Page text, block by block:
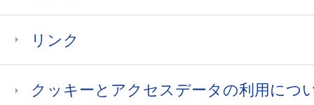
リンク
クッキーとアクセスデータの利用につ